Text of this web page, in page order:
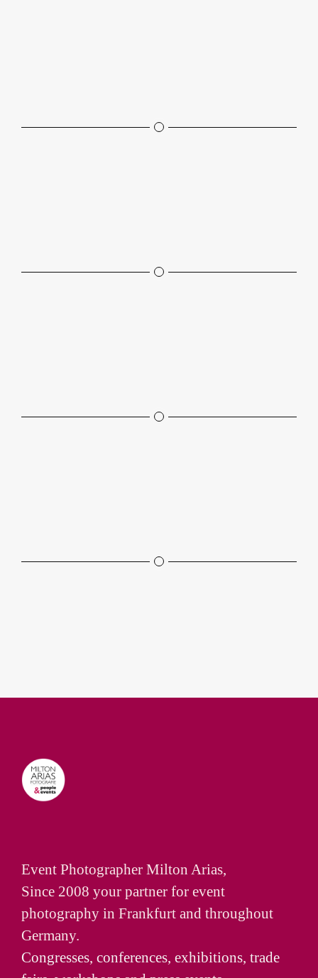
Event Photographer Milton Arias,
Since 2008 your partner for event
photography in Frankfurt and throughout
Germany.
Congresses, conferences, exhibitions, trade